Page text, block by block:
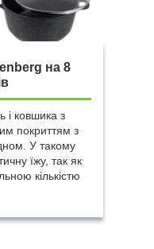
на 8
і ковшика з
покриттям з
У такому
їжу, так як
кількістю